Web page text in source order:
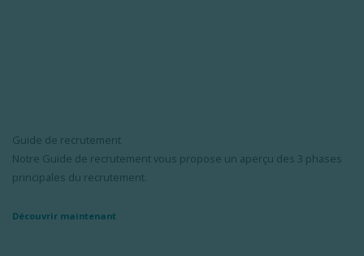
Guide de recrutement
Notre Guide de recrutement vous propose un aperçu des 3 phases
principales du recrutement.
Découvrir maintenant